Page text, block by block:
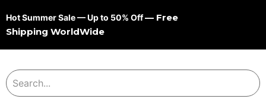
Hot Summer Sale — Up to 50% Off— Free
Shipping WorldWide